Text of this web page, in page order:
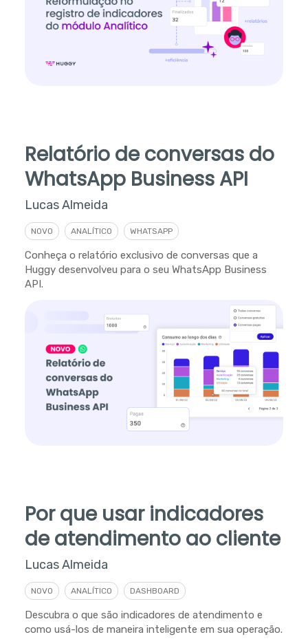
Relatório de conversas do
WhatsApp Business API
Lucas Almeida
NOVO ANALÍTICO WHATSAPP
Conheça o relatório exclusivo de conversas que a
Huggy desenvolveu para o seu WhatsApp Business
API.
Por que usar indicadores
de atendimento ao cliente
Lucas Almeida
NOVO ANALÍTICO DASHBOARD
Descubra o que são indicadores de atendimento e
como usá-los de maneira inteligente em sua operação.